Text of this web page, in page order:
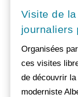
Visite de
journaliers
Organisées
ces visites
de découvrir
moderniste